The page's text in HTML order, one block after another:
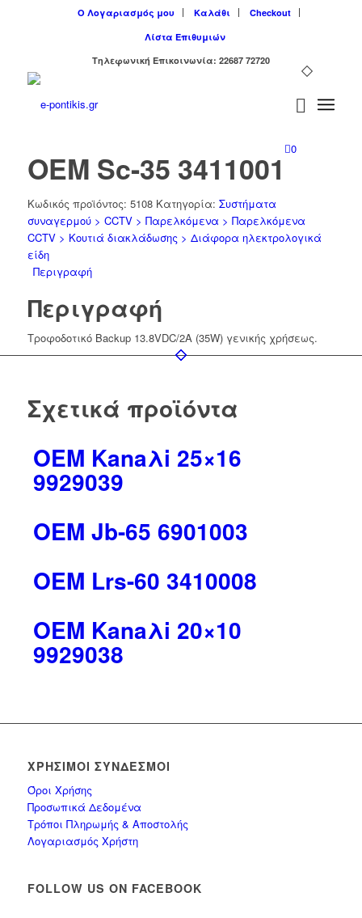
Ο Λογαριασμός μου Καλάθι
Checkout
Λίστα Επιθυμιών
Tηλεφωνική Επικοινωνία: 22687 72720
0
OEM Sc-35 3411001
Κωδικός προϊόντος: 5108 Κατηγορία: Συστήματα
συναγερμού > CCTV > Παρελκόμενα > Παρελκόμενα
CCTV > Κουτιά διακλάδωσης > Διάφορα ηλεκτρολογικά
είδη
Περιγραφή
Περιγραφή
Τροφοδοτικό Backup 13.8VDC/2A (35W) γενικής χρήσεως.
Σχετικά προϊόντα
OEM Kanaλi 25×16
9929039
OEM Jb-65 6901003
OEM Lrs-60 3410008
OEM Kanaλi 20×10
9929038
ΧΡΉΣΙΜΟΙ ΣΎΝΔΕΣΜΟΙ
Όροι Χρήσης
Προσωπικά Δεδομένα
Τρόποι Πληρωμής & Αποστολής
Λογαριασμός Χρήστη
FOLLOW US ON FACEBOOK